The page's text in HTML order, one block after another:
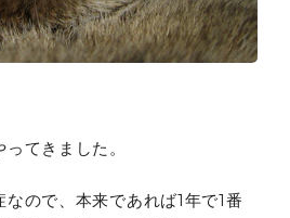
てきました。
ので、本来であれば1年で1番